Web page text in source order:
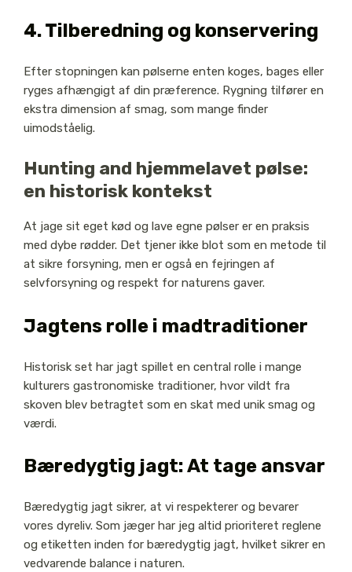
4. Tilberedning og konservering
Efter stopningen kan pølserne enten koges, bages eller
ryges afhængigt af din præference. Rygning tilfører en
ekstra dimension af smag, som mange finder
uimodståelig.
Hunting and hjemmelavet pølse:
en historisk kontekst
At jage sit eget kød og lave egne pølser er en praksis
med dybe rødder. Det tjener ikke blot som en metode til
at sikre forsyning, men er også en fejringen af
selvforsyning og respekt for naturens gaver.
Jagtens rolle i madtraditioner
Historisk set har jagt spillet en central rolle i mange
kulturers gastronomiske traditioner, hvor vildt fra
skoven blev betragtet som en skat med unik smag og
værdi.
Bæredygtig jagt: At tage ansvar
Bæredygtig jagt sikrer, at vi respekterer og bevarer
vores dyreliv. Som jæger har jeg altid prioriteret reglene
og etiketten inden for bæredygtig jagt, hvilket sikrer en
vedvarende balance i naturen.